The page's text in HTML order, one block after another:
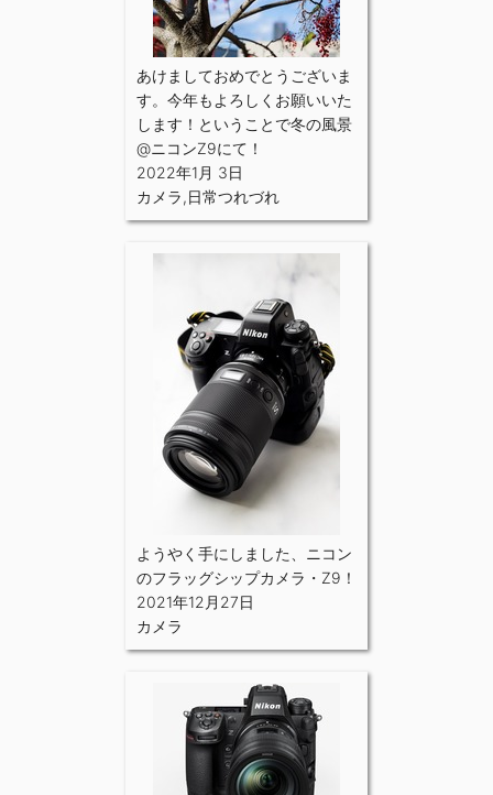
あけましておめでとうございま
す。今年もよろしくお願いいた
します！ということで冬の風景
@ニコンZ9にて！
2022年1月 3日
カメラ,日常つれづれ
ようやく手にしました、ニコン
のフラッグシップカメラ・Z9！
2021年12月27日
カメラ